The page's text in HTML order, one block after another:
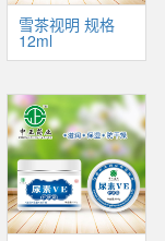
雪茶视明 规格
12ml